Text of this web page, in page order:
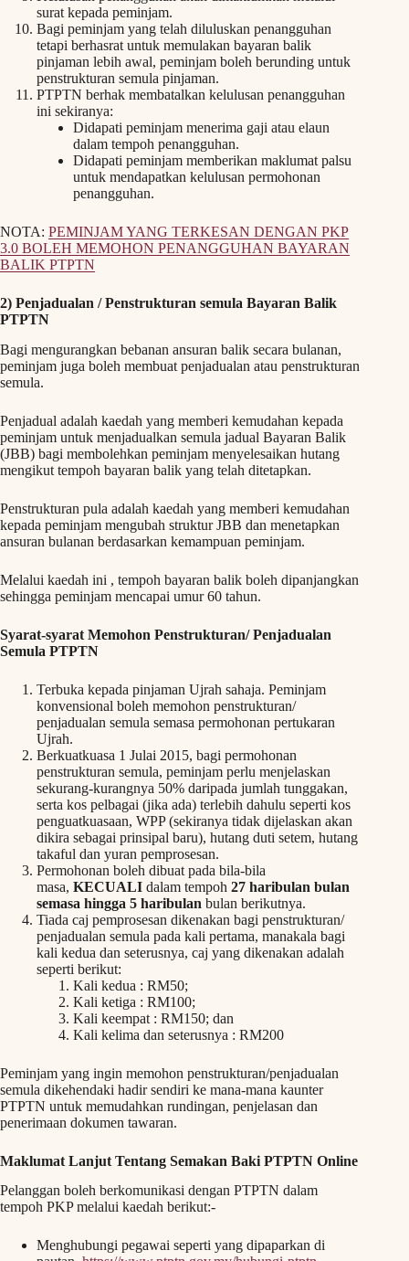
surat kepada peminjam.
Bagi peminjam yang telah diluluskan penangguhan
tetapi berhasrat untuk memulakan bayaran balik
pinjaman lebih awal, peminjam boleh berunding untuk
penstrukturan semula pinjaman.
PTPTN berhak membatalkan kelulusan penangguhan
ini sekiranya:
Didapati peminjam menerima gaji atau elaun
dalam tempoh penangguhan.
Didapati peminjam memberikan maklumat palsu
untuk mendapatkan kelulusan permohonan
penangguhan.
NOTA: PEMINJAM YANG TERKESAN DENGAN PKP
3.0 BOLEH MEMOHON PENANGGUHAN BAYARAN
BALIK PTPTN
2) Penjadualan / Penstrukturan semula Bayaran Balik
PTPTN
Bagi mengurangkan bebanan ansuran balik secara bulanan,
peminjam juga boleh membuat penjadualan atau penstrukturan
semula.
Penjadual adalah kaedah yang memberi kemudahan kepada
peminjam untuk menjadualkan semula jadual Bayaran Balik
(JBB) bagi membolehkan peminjam menyelesaikan hutang
mengikut tempoh bayaran balik yang telah ditetapkan.
Penstrukturan pula adalah kaedah yang memberi kemudahan
kepada peminjam mengubah struktur JBB dan menetapkan
ansuran bulanan berdasarkan kemampuan peminjam.
Melalui kaedah ini , tempoh bayaran balik boleh dipanjangkan
sehingga peminjam mencapai umur 60 tahun.
Syarat-syarat Memohon Penstrukturan/ Penjadualan
Semula PTPTN
Terbuka kepada pinjaman Ujrah sahaja. Peminjam
konvensional boleh memohon penstrukturan/
penjadualan semula semasa permohonan pertukaran
Ujrah.
Berkuatkuasa 1 Julai 2015, bagi permohonan
penstrukturan semula, peminjam perlu menjelaskan
sekurang-kurangnya 50% daripada jumlah tunggakan,
serta kos pelbagai (jika ada) terlebih dahulu seperti kos
penguatkuasaan, WPP (sekiranya tidak dijelaskan akan
dikira sebagai prinsipal baru), hutang duti setem, hutang
takaful dan yuran pemprosesan.
Permohonan boleh dibuat pada bila-bila
masa, KECUALI dalam tempoh 27 haribulan bulan
semasa hingga 5 haribulan bulan berikutnya.
Tiada caj pemprosesan dikenakan bagi penstrukturan/
penjadualan semula pada kali pertama, manakala bagi
kali kedua dan seterusnya, caj yang dikenakan adalah
seperti berikut:
Kali kedua : RM50;
Kali ketiga : RM100;
Kali keempat : RM150; dan
Kali kelima dan seterusnya : RM200
Peminjam yang ingin memohon penstrukturan/penjadualan
semula dikehendaki hadir sendiri ke mana-mana kaunter
PTPTN untuk memudahkan rundingan, penjelasan dan
penerimaan dokumen tawaran.
Maklumat Lanjut Tentang Semakan Baki PTPTN Online
Pelanggan boleh berkomunikasi dengan PTPTN dalam
tempoh PKP melalui kaedah berikut:-
Menghubungi pegawai seperti yang dipaparkan di